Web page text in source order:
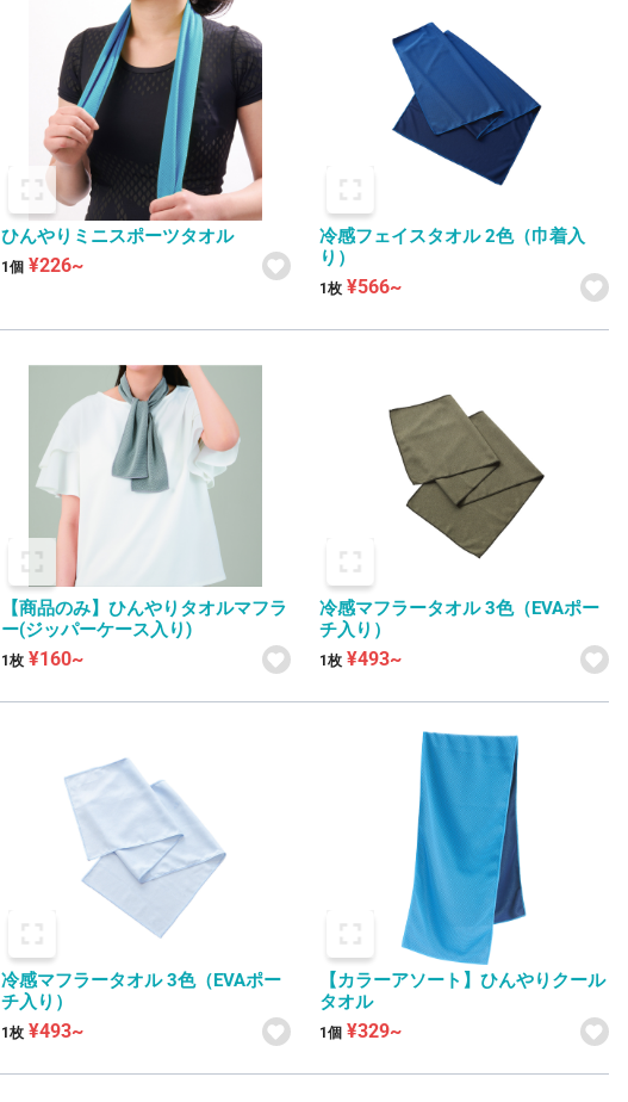
ひんやりミニスポーツタオル
1個 ¥226~
冷感フェイスタオル 2色（巾着入
り）
1枚 ¥566~
【商品のみ】ひんやりタオルマフラ
ー(ジッパーケース入り)
1枚 ¥160~
冷感マフラータオル 3色（EVAポー
チ入り）
1枚 ¥493~
冷感マフラータオル 3色（EVAポー
チ入り）
1枚 ¥493~
【カラーアソート】ひんやりクール
タオル
1個 ¥329~